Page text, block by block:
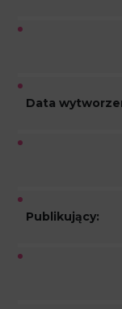
Data
Publikujący: